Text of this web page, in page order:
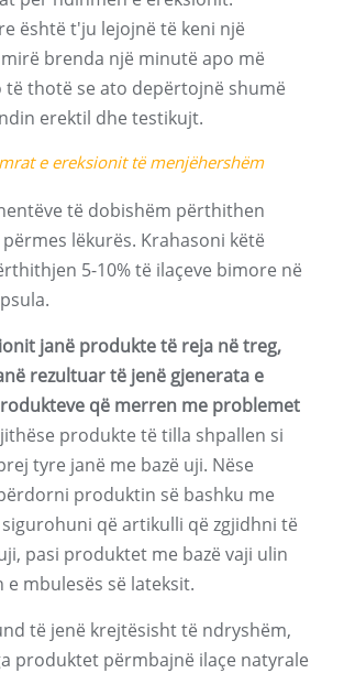
është t'ju lejojnë të keni një
brenda një minutë apo më
të thotë se ato depërtojnë shumë
erektil dhe testikujt.
e ereksionit të menjëhershëm
të dobishëm përthithen
lëkurës. Krahasoni këtë
5-10% të ilaçeve bimore në
janë produkte të reja në treg,
rezultuar të jenë gjenerata e
që merren me problemet
produkte të tilla shpallen si
tyre janë me bazë uji. Nëse
produktin së bashku me
që artikulli që zgjidhni të
pasi produktet me bazë vaji ulin
mbulesës së lateksit.
të jenë krejtësisht të ndryshëm,
produktet përmbajnë ilaçe natyrale